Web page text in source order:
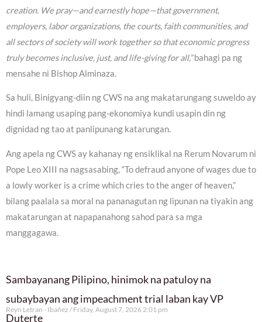
creation. We pray—and earnestly hope—that government,
employers, labor organizations, the courts, faith communities, and
all sectors of society will work together so that economic progress
truly becomes inclusive, just, and life-giving for all,”bahagi pa ng
mensahe ni Bishop Alminaza.
Sa huli, Binigyang-diin ng CWS na ang makatarungang suweldo ay
hindi lamang usaping pang-ekonomiya kundi usapin din ng
dignidad ng tao at panlipunang katarungan.
Ang apela ng CWS ay kahanay ng ensiklikal na Rerum Novarum ni
Pope Leo XIII na nagsasabing, “To defraud anyone of wages due to
a lowly worker is a crime which cries to the anger of heaven,”
bilang paalala sa moral na pananagutan ng lipunan na tiyakin ang
makatarungan at napapanahong sahod para sa mga
manggagawa.
Sambayanang Pilipino, hinimok na patuloy na
subaybayan ang impeachment trial laban kay VP
Duterte
Reyn Letran - Ibañez Friday, August 7, 2026 2:01 pm